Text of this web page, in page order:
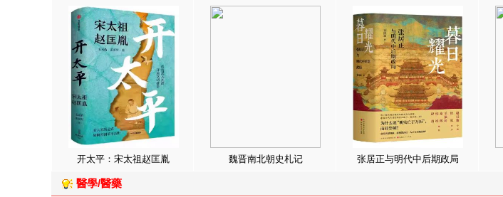
开太平：宋太祖赵匡胤 魏晋南北朝史札记 张居正与明代中后期政局
醫學/醫藥